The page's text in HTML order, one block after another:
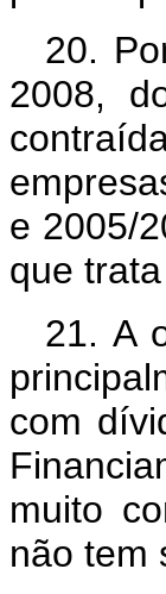
20.
2008,
e 2005/
que
21. A
com
muito
não tem